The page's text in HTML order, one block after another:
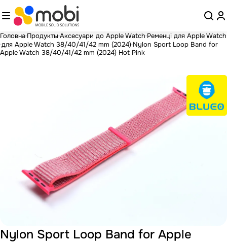
Головна Продукты Аксесуари до Apple Watch Ременці для Apple Watch
для Apple Watch 38/40/41/42 mm (2024) Nylon Sport Loop Band for
Apple Watch 38/40/41/42 mm (2024) Hot Pink
Nylon Sport Loop Band for Apple